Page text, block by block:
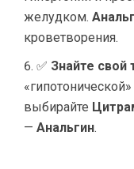
желудком.
кроветворения.
✅ Знайте свой
выбирайте
— Анальгин.